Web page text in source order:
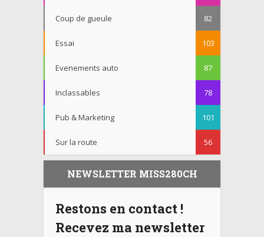
Coup de gueule 82
Essai 103
Evenements auto 87
Inclassables 78
Pub & Marketing 101
Sur la route 56
NEWSLETTER MISS280CH
Restons en contact !
Recevez ma newsletter